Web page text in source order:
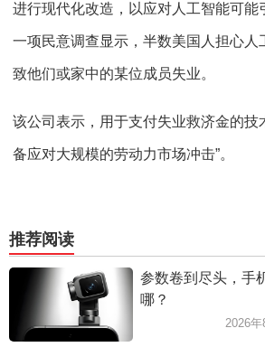
进行现代化改造，以应对人工智能可能
一项民意调查显示，半数美国人担心人
致他们或家中的某位成员失业。
该公司表示，用于支付失业救济金的技
备应对大规模的劳动力市场冲击”。
推荐阅读
参数卷到尽头，手
哪？
2026